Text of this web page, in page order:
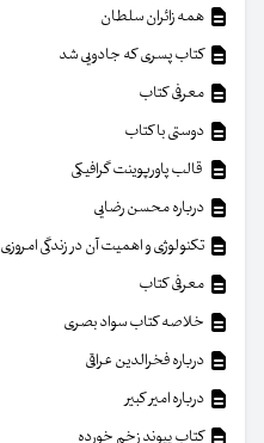
همه زائران سلطان
کتاب پسری که جادویی شد
معرفی کتاب
دوستی با کتاب
قالب پاورپوینت گرافیکی
درباره محسن رضایی
تکنولوژی و اهمیت آن در زندگی امروزی
معرفی کتاب
خلاصه کتاب سواد بصری
درباره فخرالدین عراقی
درباره امیر کبیر
کتاب پیوند زخم خورده